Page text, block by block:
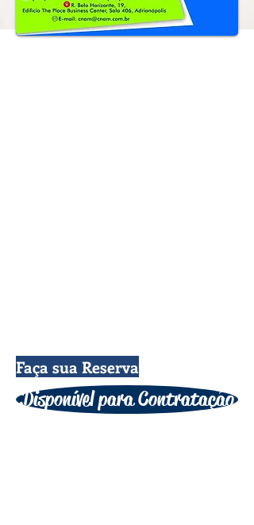
Faça sua Reserva
Disponível para Contratação